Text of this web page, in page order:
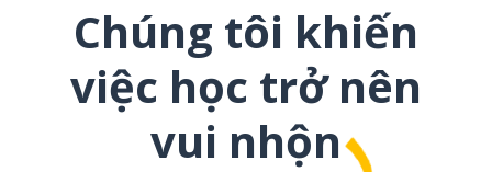
Chúng tôi khiến
việc học trở nên
vui nhộn